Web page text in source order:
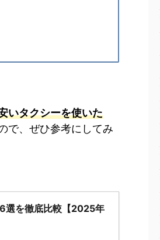
いタクシーを使いた
で、ぜひ参考にしてみ
選を徹底比較【2025年